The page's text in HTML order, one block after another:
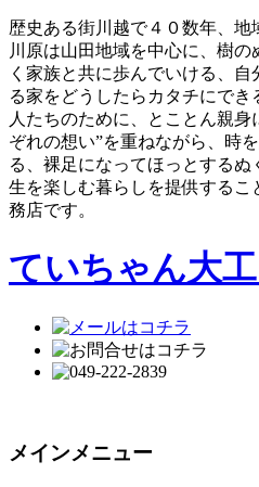
歴史ある街川越で４０数年、
川原は山田地域を中心に、樹
く家族と共に歩んでいける、自
る家をどうしたらカタチにで
人たちのために、とことん親
ぞれの想い”を重ねながら、時
る、裸足になってほっとするぬ
生を楽しむ暮らしを提供する
務店です。
ていちゃん大
メインメニュー